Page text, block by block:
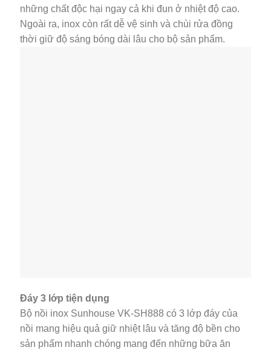
những chất độc hại ngay cả khi đun ở nhiệt độ cao.
Ngoài ra, inox còn rất dễ vệ sinh và chùi rửa đồng
thời giữ độ sáng bóng dài lâu cho bộ sản phẩm.
Đáy 3 lớp tiện dụng
Bộ nồi inox Sunhouse VK-SH888 có 3 lớp đáy của
nồi mang hiệu quả giữ nhiệt lâu và tăng độ bền cho
sản phẩm nhanh chóng mang đến những bữa ăn